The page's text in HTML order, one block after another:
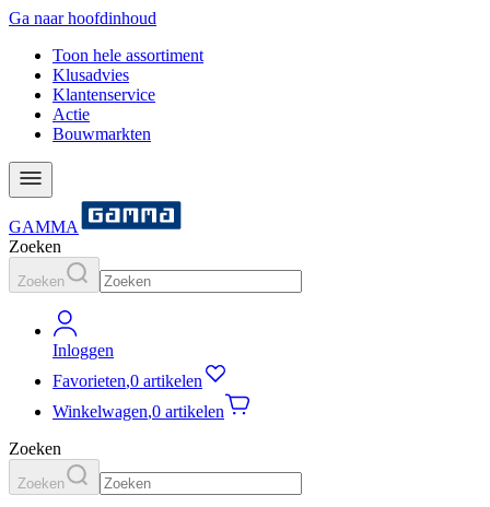
Ga naar hoofdinhoud
Toon hele assortiment
Klusadvies
Klantenservice
Actie
Bouwmarkten
GAMMA
Zoeken
Zoeken
Inloggen
Favorieten,0 artikelen
Winkelwagen,0 artikelen
Zoeken
Zoeken